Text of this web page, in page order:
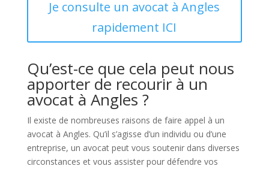
Je consulte un avocat à Angles
rapidement ICI
Qu’est-ce que cela peut nous
apporter de recourir à un
avocat à Angles ?
Il existe de nombreuses raisons de faire appel à un
avocat à Angles. Qu’il s’agisse d’un individu ou d’une
entreprise, un avocat peut vous soutenir dans diverses
circonstances et vous assister pour défendre vos